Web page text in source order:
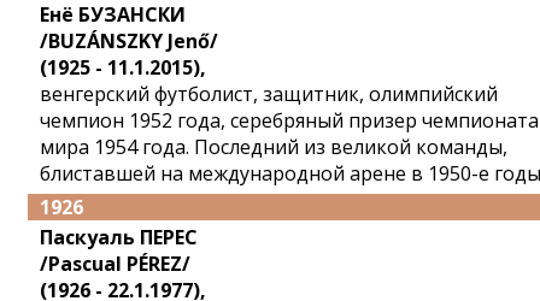
Енё БУЗАНСКИ
/BUZÁNSZKY Jenő/
(1925 - 11.1.2015),
венгерский футболист, защитник, олимпийский
чемпион 1952 года, серебряный призер чемпионата
мира 1954 года. Последний из великой команды,
блиставшей на международной арене в 1950-е
1926
Паскуаль ПЕРЕС
/Pascual PÉREZ/
(1926 - 22.1.1977),